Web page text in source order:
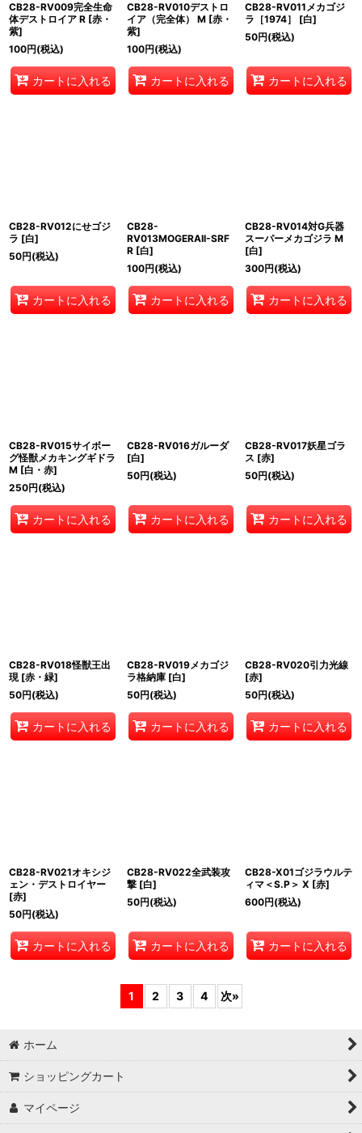
CB28-RV009完全生命
体デストロイア R [赤・
紫]
100円(税込)
カートに入れる
CB28-RV010デストロ
イア（完全体） M [赤・
紫]
100円(税込)
カートに入れる
CB28-RV011メカゴジ
ラ［1974］ [白]
50円(税込)
カートに入れる
CB28-RV012にせゴジ
ラ [白]
50円(税込)
カートに入れる
CB28-
RV013MOGERAII-SRF
R [白]
100円(税込)
カートに入れる
CB28-RV014対G兵器
スーパーメカゴジラ M
[白]
300円(税込)
カートに入れる
CB28-RV015サイボー
グ怪獣メカキングギドラ
M [白・赤]
250円(税込)
カートに入れる
CB28-RV016ガルーダ
[白]
50円(税込)
カートに入れる
CB28-RV017妖星ゴラ
ス [赤]
50円(税込)
カートに入れる
CB28-RV018怪獣王出
現 [赤・緑]
50円(税込)
カートに入れる
CB28-RV019メカゴジ
ラ格納庫 [白]
50円(税込)
カートに入れる
CB28-RV020引力光線
[赤]
50円(税込)
カートに入れる
CB28-RV021オキシジ
ェン・デストロイヤー
[赤]
50円(税込)
カートに入れる
CB28-RV022全武装攻
撃 [白]
50円(税込)
カートに入れる
CB28-X01ゴジラウルテ
ィマ＜S.P＞ X [赤]
600円(税込)
カートに入れる
1 2 3 4 次»
ホーム
ショッピングカート
マイページ